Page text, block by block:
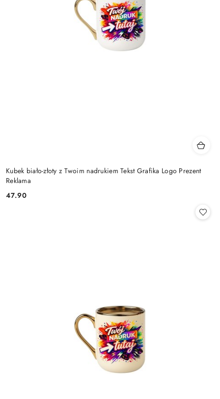
Kubek biało-złoty z Twoim nadrukiem Tekst Grafika Logo Prezent
Reklama
Cena:
47.90